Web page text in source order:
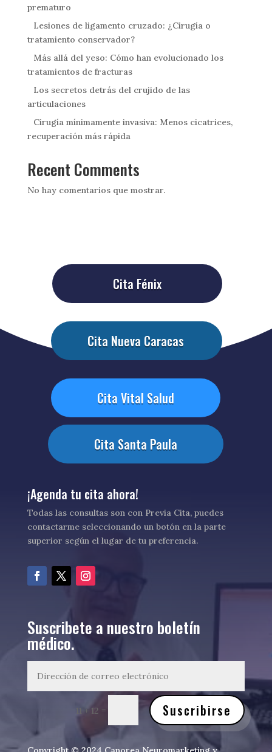
prematuro
Lesiones de ligamento cruzado: ¿Cirugía o
tratamiento conservador?
Más allá del yeso: Cómo han evolucionado los
tratamientos de fracturas
Los secretos detrás del crujido de las
articulaciones
Cirugía mínimamente invasiva: Menos cicatrices,
recuperación más rápida
Recent Comments
No hay comentarios que mostrar.
Cita Fénix
Cita Nueva Caracas
Cita Vital Salud
Cita Santa Paula
¡Agenda tu cita ahora!
Todas las consultas son con Previa Cita, puedes
contactarme seleccionando un botón en la parte
superior según el lugar de tu preferencia.
Suscribete a nuestro boletín
médico.
11 + 12 = Suscribirse